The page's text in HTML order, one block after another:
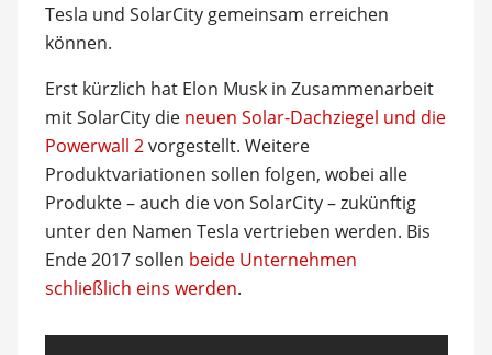
Tesla und SolarCity gemeinsam erreichen
können.
Erst kürzlich hat Elon Musk in Zusammenarbeit
mit SolarCity die neuen Solar-Dachziegel und die
Powerwall 2vorgestellt. Weitere
Produktvariationen sollen folgen, wobei alle
Produkte – auch die von SolarCity – zukünftig
unter den Namen Tesla vertrieben werden. Bis
Ende 2017 sollen beide Unternehmen
schließlich eins werden.